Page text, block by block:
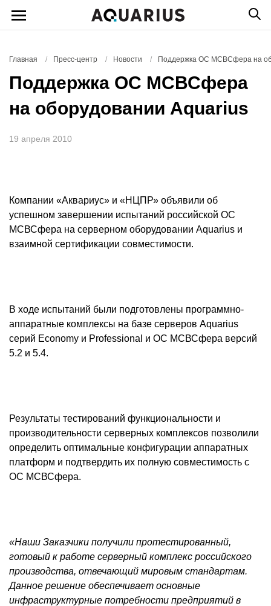
Главная / Пресс-центр / Новости / Поддержка ОС МСВСфера на
Поддержка ОС МСВСфера
на оборудовании Aquarius
19 апреля 2010
Компании «Аквариус» и «НЦПР» объявили об
успешном завершении испытаний российской ОС
МСВСфера на серверном оборудовании Aquarius и
взаимной сертификации совместимости.
В ходе испытаний были подготовлены программно-
аппаратные комплексы на базе серверов Aquarius
серий Economy и Professional и ОС МСВСфера версий
5.2 и 5.4.
Результаты тестирований функциональности и
производительности серверных комплексов позволили
определить оптимальные конфигурации аппаратных
платформ и подтвердить их полную совместимость с
ОС МСВСфера.
«Наши Заказчики получили протестированный,
готовый к работе серверный комплекс российского
производства, отвечающий мировым стандартам.
Данное решение обеспечивает основные
инфраструктурные потребности предприятий в